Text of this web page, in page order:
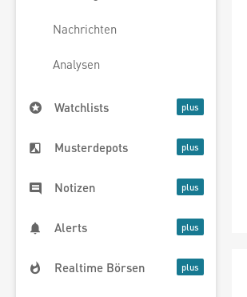
Nachrichten
Analysen
Watchlists
Musterdepots
Notizen
Alerts
Realtime Börsen